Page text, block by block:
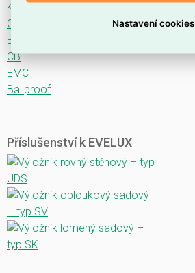
Katalogový list
CE
ENEC
CB
EMC
Ballproof
Příslušenství k EVELUX
Nastavení cookies